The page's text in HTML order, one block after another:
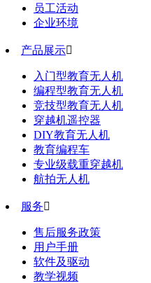
员工活动
企业环境
产品展示
入门型教育无人机
编程型教育无人机
竞技型教育无人机
穿越机遥控器
DIY教育无人机
教育编程车
专业级载重穿越机
航拍无人机
服务
售后服务政策
用户手册
软件及驱动
教学视频